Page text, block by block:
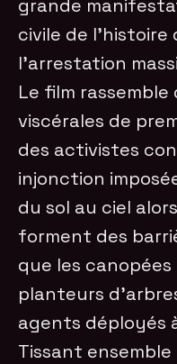
grande
civile de
l’arrestation
Le film
viscérales de
des activistes
injonction
du sol au ciel
forment des
que les
planteurs
agents déployés
Tissant